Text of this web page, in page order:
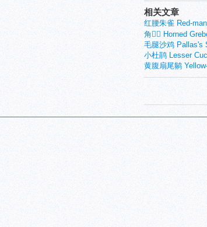
相关文章
红腰朱雀 Red-
角 Horned
毛腿沙鸡 Pallas's
小杜鹃 Lesser
黄腹扇尾鹟